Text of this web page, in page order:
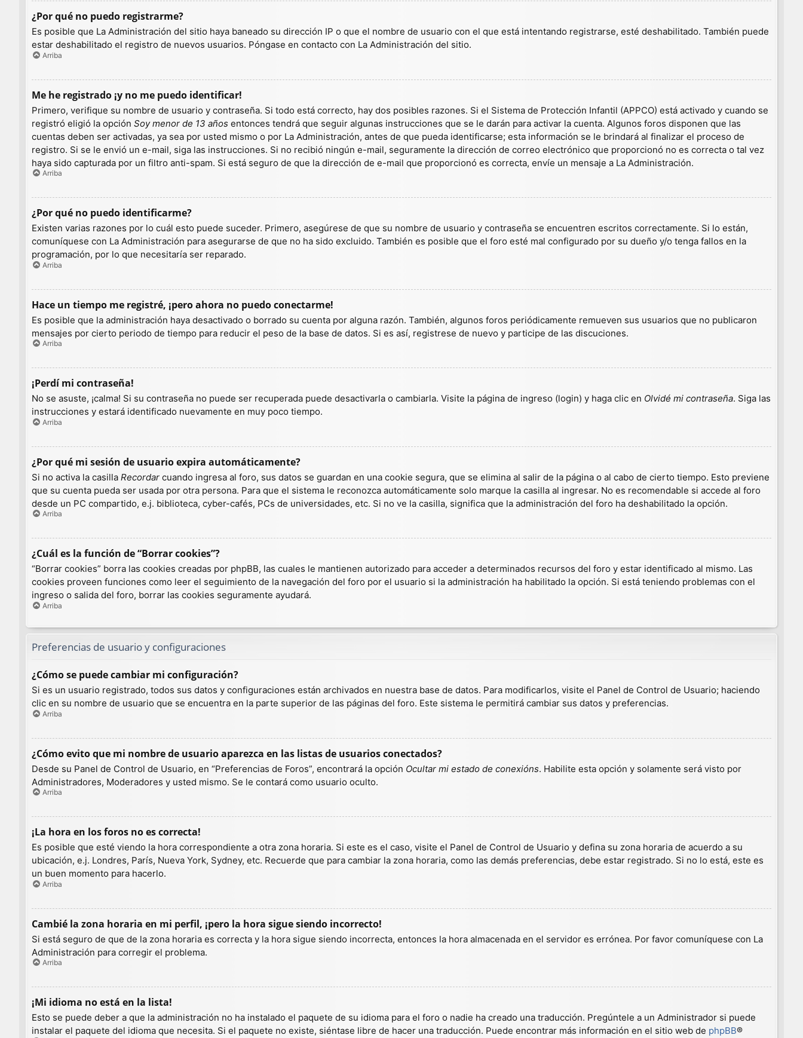
¿Por qué no puedo registrarme?
Es posible que La Administración del sitio haya baneado su dirección IP o que el nombre de usuario con el que está intentando registrarse, esté deshabilitado. También puede
estar deshabilitado el registro de nuevos usuarios. Póngase en contacto con La Administración del sitio.
Arriba
Me he registrado ¡y no me puedo identificar!
Primero, verifique su nombre de usuario y contraseña. Si todo está correcto, hay dos posibles razones. Si el Sistema de Protección Infantil (APPCO) está activado y cuando se
registró eligió la opción Soy menor de 13 años entonces tendrá que seguir algunas instrucciones que se le darán para activar la cuenta. Algunos foros disponen que las
cuentas deben ser activadas, ya sea por usted mismo o por La Administración, antes de que pueda identificarse; esta información se le brindará al finalizar el proceso de
registro. Si se le envió un e-mail, siga las instrucciones. Si no recibió ningún e-mail, seguramente la dirección de correo electrónico que proporcionó no es correcta o tal vez
haya sido capturada por un filtro anti-spam. Si está seguro de que la dirección de e-mail que proporcionó es correcta, envíe un mensaje a La Administración.
Arriba
¿Por qué no puedo identificarme?
Existen varias razones por lo cuál esto puede suceder. Primero, asegúrese de que su nombre de usuario y contraseña se encuentren escritos correctamente. Si lo están,
comuníquese con La Administración para asegurarse de que no ha sido excluido. También es posible que el foro esté mal configurado por su dueño y/o tenga fallos en la
programación, por lo que necesitaría ser reparado.
Arriba
Hace un tiempo me registré, ¡pero ahora no puedo conectarme!
Es posible que la administración haya desactivado o borrado su cuenta por alguna razón. También, algunos foros periódicamente remueven sus usuarios que no publicaron
mensajes por cierto periodo de tiempo para reducir el peso de la base de datos. Si es así, registrese de nuevo y participe de las discuciones.
Arriba
¡Perdí mi contraseña!
No se asuste, ¡calma! Si su contraseña no puede ser recuperada puede desactivarla o cambiarla. Visite la página de ingreso (login) y haga clic en Olvidé mi contraseña. Siga las
instrucciones y estará identificado nuevamente en muy poco tiempo.
Arriba
¿Por qué mi sesión de usuario expira automáticamente?
Si no activa la casilla Recordar cuando ingresa al foro, sus datos se guardan en una cookie segura, que se elimina al salir de la página o al cabo de cierto tiempo. Esto previene
que su cuenta pueda ser usada por otra persona. Para que el sistema le reconozca automáticamente solo marque la casilla al ingresar. No es recomendable si accede al foro
desde un PC compartido, e.j. biblioteca, cyber-cafés, PCs de universidades, etc. Si no ve la casilla, significa que la administración del foro ha deshabilitado la opción.
Arriba
¿Cuál es la función de “Borrar cookies”?
“Borrar cookies” borra las cookies creadas por phpBB, las cuales le mantienen autorizado para acceder a determinados recursos del foro y estar identificado al mismo. Las
cookies proveen funciones como leer el seguimiento de la navegación del foro por el usuario si la administración ha habilitado la opción. Si está teniendo problemas con el
ingreso o salida del foro, borrar las cookies seguramente ayudará.
Arriba
Preferencias de usuario y configuraciones
¿Cómo se puede cambiar mi configuración?
Si es un usuario registrado, todos sus datos y configuraciones están archivados en nuestra base de datos. Para modificarlos, visite el Panel de Control de Usuario; haciendo
clic en su nombre de usuario que se encuentra en la parte superior de las páginas del foro. Este sistema le permitirá cambiar sus datos y preferencias.
Arriba
¿Cómo evito que mi nombre de usuario aparezca en las listas de usuarios conectados?
Desde su Panel de Control de Usuario, en “Preferencias de Foros”, encontrará la opción Ocultar mi estado de conexións. Habilite esta opción y solamente será visto por
Administradores, Moderadores y usted mismo. Se le contará como usuario oculto.
Arriba
¡La hora en los foros no es correcta!
Es posible que esté viendo la hora correspondiente a otra zona horaria. Si este es el caso, visite el Panel de Control de Usuario y defina su zona horaria de acuerdo a su
ubicación, e.j. Londres, París, Nueva York, Sydney, etc. Recuerde que para cambiar la zona horaria, como las demás preferencias, debe estar registrado. Si no lo está, este es
un buen momento para hacerlo.
Arriba
Cambié la zona horaria en mi perfil, ¡pero la hora sigue siendo incorrecto!
Si está seguro de que de la zona horaria es correcta y la hora sigue siendo incorrecta, entonces la hora almacenada en el servidor es errónea. Por favor comuníquese con La
Administración para corregir el problema.
Arriba
¡Mi idioma no está en la lista!
Esto se puede deber a que la administración no ha instalado el paquete de su idioma para el foro o nadie ha creado una traducción. Pregúntele a un Administrador si puede
instalar el paquete del idioma que necesita. Si el paquete no existe, siéntase libre de hacer una traducción. Puede encontrar más información en el sitio web de phpBB®